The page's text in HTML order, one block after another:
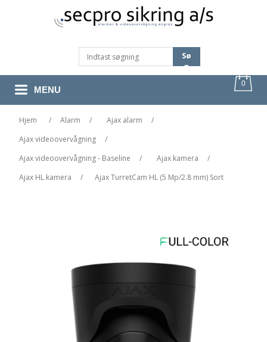
Sø
G
0
MENU
Hjem / Alarm / Ajax alarm
/
Ajax videoovervågning
/
Ajax videoovervågning - Baseline
/ Ajax kamera
/
Ajax HL kamera
/ Ajax TurretCam HL (5 Mp/2.8 mm) Sort